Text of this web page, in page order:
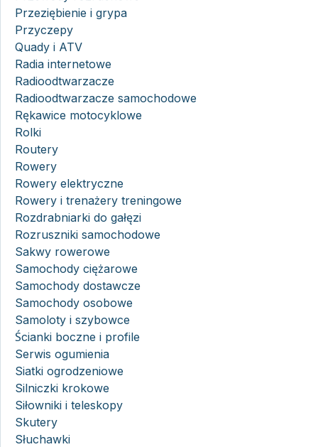
Przeziębienie i grypa
Przyczepy
Quady i ATV
Radia internetowe
Radioodtwarzacze
Radioodtwarzacze samochodowe
Rękawice motocyklowe
Rolki
Routery
Rowery
Rowery elektryczne
Rowery i trenażery treningowe
Rozdrabniarki do gałęzi
Rozruszniki samochodowe
Sakwy rowerowe
Samochody ciężarowe
Samochody dostawcze
Samochody osobowe
Samoloty i szybowce
Ścianki boczne i profile
Serwis ogumienia
Siatki ogrodzeniowe
Silniczki krokowe
Siłowniki i teleskopy
Skutery
Słuchawki